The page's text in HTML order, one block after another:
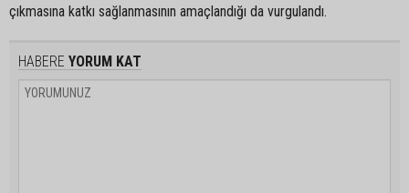
çıkmasına katkı sağlanmasının amaçlandığı da vurgulandı.
HABERE YORUM KAT